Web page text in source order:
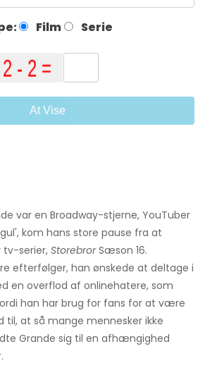
Film Serie
At Vise
var en Broadway-stjerne, YouTuber
kom hans store pause fra at
tv-serier, StorebrorSæson 16.
efterfølger, han ønskede at deltage i
en overflod af onlinehatere, som
han har brug for fans for at være
til, at så mange mennesker ikke
Grande sig til en afhængighed